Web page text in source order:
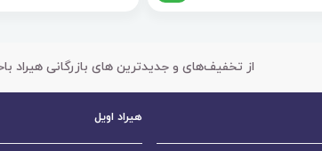
از تخفیف‌های و جدیدترین های بازرگانی هیراد
هیراد اویل